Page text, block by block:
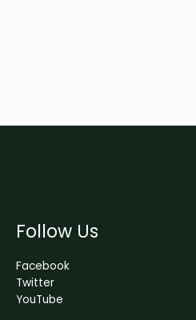
Follow Us
Facebook
Twitter
YouTube